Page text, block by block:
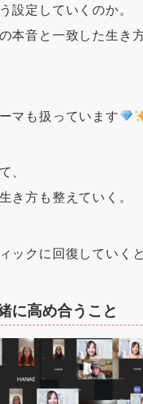
設定していくのか。
本音と一致した生き
マも扱っています
、
き方も整えていく。
ックに回復していく
に高め合うこと